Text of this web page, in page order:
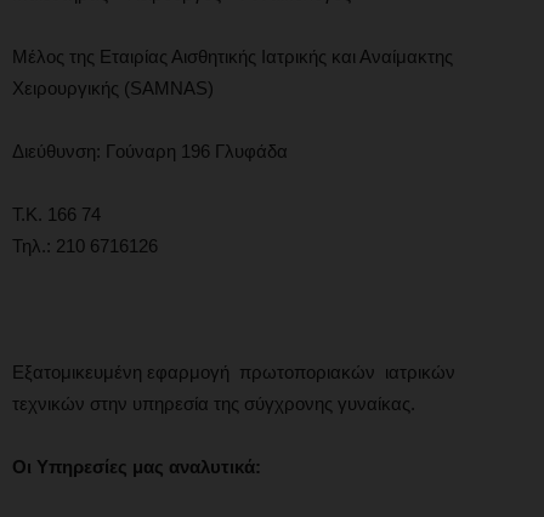
Μέλος της Εταιρίας Αισθητικής Ιατρικής και Αναίμακτης
Χειρουργικής (SAMNAS)
Διεύθυνση: Γούναρη 196 Γλυφάδα
Τ.Κ. 166 74
Τηλ.: 210 6716126
Εξατομικευμένη εφαρμογή πρωτοποριακών ιατρικών
τεχνικών στην υπηρεσία της σύγχρονης γυναίκας.
Οι Υπηρεσίες μας αναλυτικά: